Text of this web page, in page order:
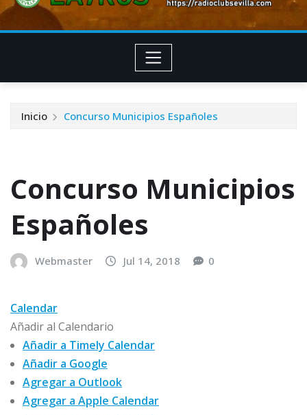
Inicio Concurso Municipios Españoles
Concurso Municipios
Españoles
Webmaster Jul 14, 2018 0
Calendar
Añadir al Calendario
Añadir a Timely Calendar
Añadir a Google
Agregar a Outlook
Agregar a Apple Calendar